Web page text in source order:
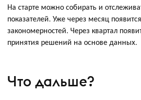
На старте можно собирать и
показателей. Уже через месяц
закономерностей. Через квартал
принятия решений на основе данных.
Что дальше?